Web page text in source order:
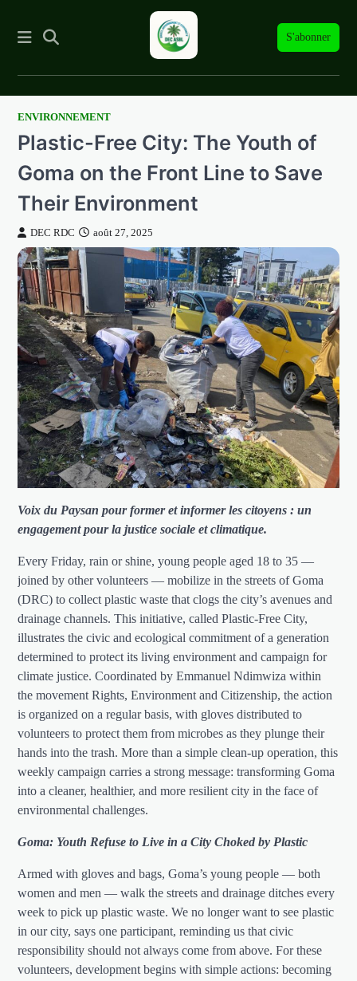
S'abonner
SkipENVIRONNEMENT
Plastic-Free City: The Youth of
Goma on the Front Line to Save
Their Environment
DEC RDC août 27, 2025
Voix du Paysan pour former et informer les citoyens : un
engagement pour la justice sociale et climatique.
Every Friday, rain or shine, young people aged 18 to 35 —
joined by other volunteers — mobilize in the streets of Goma
(DRC) to collect plastic waste that clogs the city’s avenues and
drainage channels. This initiative, called Plastic-Free City,
illustrates the civic and ecological commitment of a generation
determined to protect its living environment and campaign for
climate justice. Coordinated by Emmanuel Ndimwiza within
the movement Rights, Environment and Citizenship, the action
is organized on a regular basis, with gloves distributed to
volunteers to protect them from microbes as they plunge their
hands into the trash. More than a simple clean-up operation, this
weekly campaign carries a strong message: transforming Goma
into a cleaner, healthier, and more resilient city in the face of
environmental challenges.
Goma: Youth Refuse to Live in a City Choked by Plastic
Armed with gloves and bags, Goma’s young people — both
women and men — walk the streets and drainage ditches every
week to pick up plastic waste. We no longer want to see plastic
in our city, says one participant, reminding us that civic
responsibility should not always come from above. For these
volunteers, development begins with simple actions: becoming